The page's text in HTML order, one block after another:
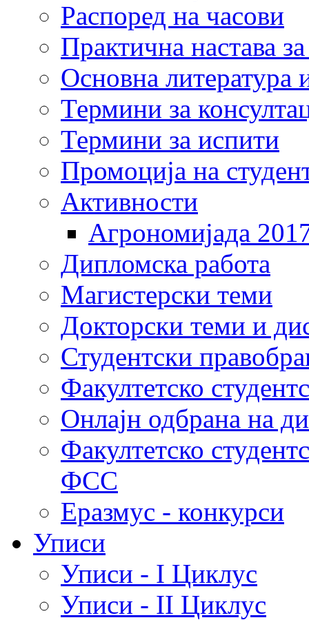
Распоред на часови
Практична настава
Основна литература
Термини за
Термини за испити
Промоција на
Активности
Агрономијада
Дипломска работа
Магистерски теми
Докторски теми и
Студентски
Факултетско
Онлајн одбрана на
Факултетско
ФСС
Еразмус - конкурси
Уписи
Уписи - I Циклус
Уписи - II Циклус